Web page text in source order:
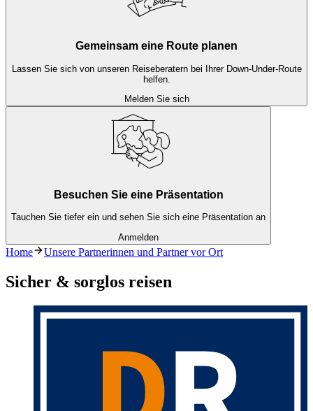
Gemeinsam eine Route planen
Lassen Sie sich von unseren Reiseberatern bei Ihrer Down-Under-Route
helfen.
Melden Sie sich
Besuchen Sie eine Präsentation
Tauchen Sie tiefer ein und sehen Sie sich eine Präsentation an
Anmelden
Home Unsere Partnerinnen und Partner vor Ort
Sicher & sorglos reisen